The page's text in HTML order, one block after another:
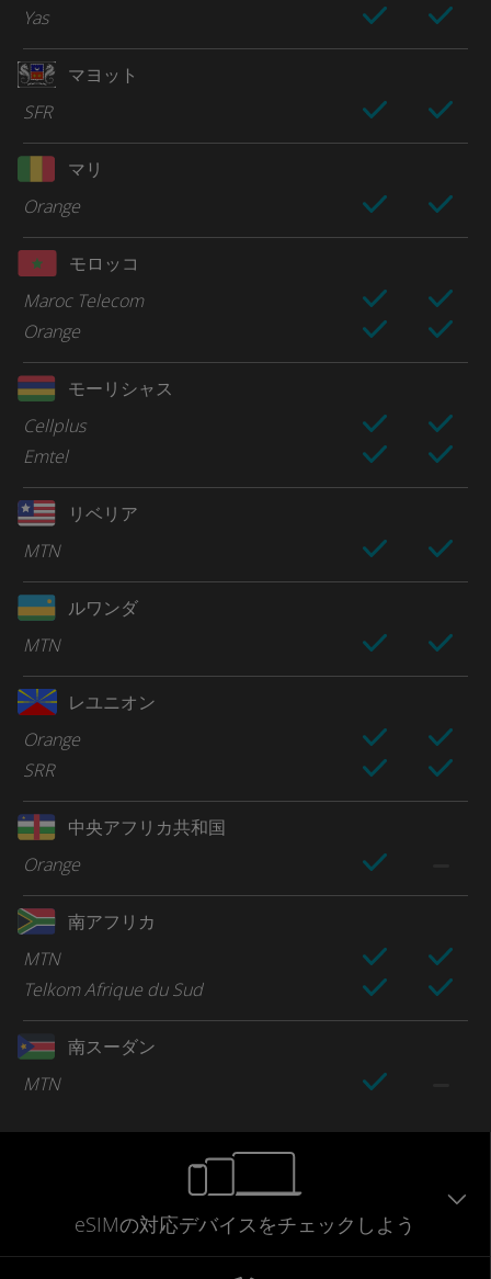
Yas
マヨット
SFR
マリ
Orange
モロッコ
Maroc Telecom
Orange
モーリシャス
Cellplus
Emtel
リベリア
MTN
ルワンダ
MTN
レユニオン
Orange
SRR
中央アフリカ共和国
Orange
南アフリカ
MTN
Telkom Afrique du Sud
南スーダン
MTN
eSIMの対応デバイスをチェックしよう